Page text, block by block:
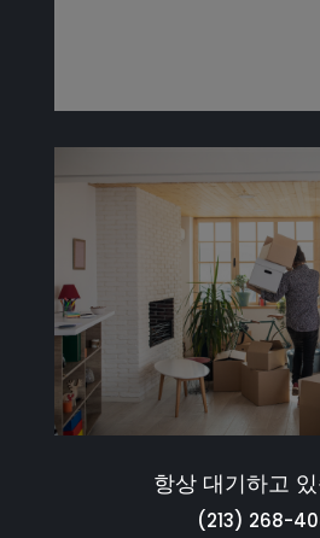
항상 대기하고
(213) 268-